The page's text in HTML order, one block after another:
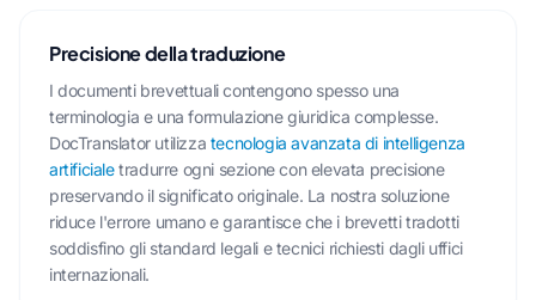
Precisione della traduzione
I documenti brevettuali contengono spesso una
terminologia e una formulazione giuridica complesse.
DocTranslator utilizza tecnologia avanzata di intelligenza
artificialetradurre ogni sezione con elevata precisione
preservando il significato originale. La nostra soluzione
riduce l'errore umano e garantisce che i brevetti tradotti
soddisfino gli standard legali e tecnici richiesti dagli uffici
internazionali.